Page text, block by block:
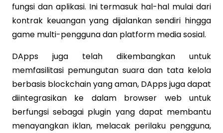
fungsi dan aplikasi. Ini termasuk hal-hal mulai dari
kontrak keuangan yang dijalankan sendiri hingga
game multi-pengguna dan platform media sosial.
DApps juga telah dikembangkan untuk
memfasilitasi pemungutan suara dan tata kelola
berbasis blockchain yang aman, DApps juga dapat
diintegrasikan ke dalam browser web untuk
berfungsi sebagai plugin yang dapat membantu
menayangkan iklan, melacak perilaku pengguna,